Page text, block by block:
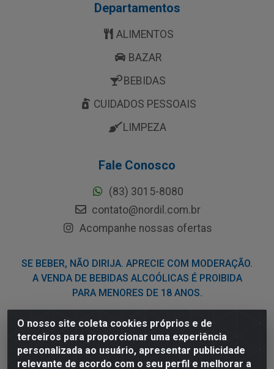
O nosso site coleta cookies próprios e de
terceiros para proporcionar uma experiência
personalizada ao usuário, apresentar publicidade
relevante de acordo com o seu perfil e melhorar a
Departamentos
ALIMENTOS
BAZAR
BEBIDAS
CUIDADOS PESSOAIS
LIMPEZA
Fale Conosco
(83) 3015-8080
contato@nordil.com.br
Acompanhe nossas ofertas
SE BEBER, NÃO DIRIJA. APRECIE COM MODERAÇÃO.
A VENDA DE BEBIDAS ALCOÓLICAS É PROIBIDA
PARA MENORES DE 18 ANOS.
Nordil Distribuidora - Avenida Liberdade, 2738, Bloco F -
Sesi - Bayeux/PB - CEP 58.111-400 - CNPJ
03.775.813/0001-41